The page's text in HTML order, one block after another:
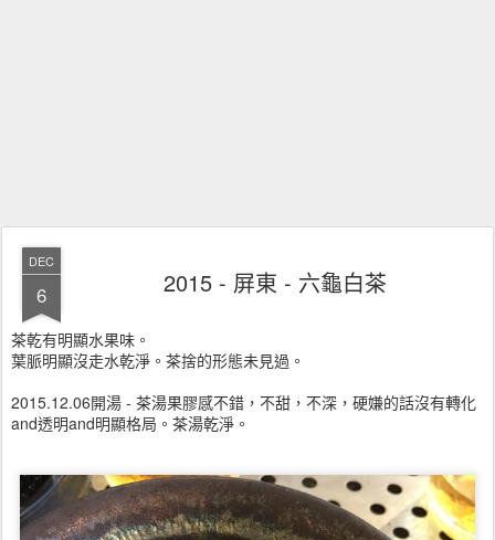
DEC
6 2015 - 屏東 - 六龜白茶
茶乾有明顯水果味。
葉脈明顯沒走水乾淨。茶捨的形態未見過。
2015.12.06開湯 - 茶湯果膠感不錯，不甜，不深，硬嫌的話沒有轉化
and透明and明顯格局。茶湯乾淨。